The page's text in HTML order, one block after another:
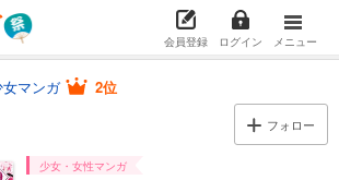
会員登録 ログイン メニュー
女マンガ 2位
フォロー
少女・女性マンガ